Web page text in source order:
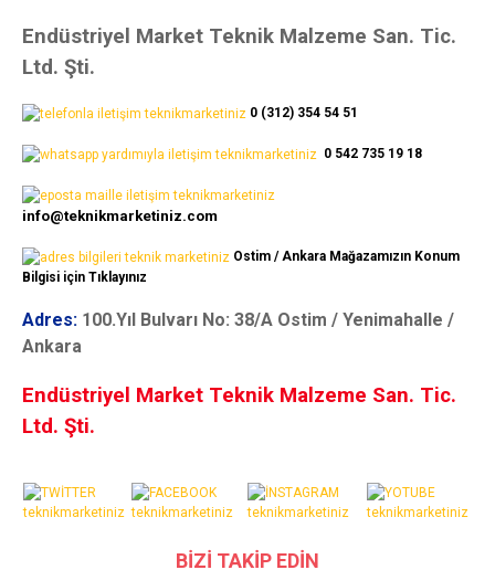
Endüstriyel Market Teknik Malzeme San. Tic.
Ltd. Şti.
0 (312) 354 54 51
0 542 735 19 18
info@teknikmarketiniz.com
Ostim / Ankara Mağazamızın Konum
Bilgisi için Tıklayınız
Adres: 100.Yıl Bulvarı No: 38/A Ostim / Yenimahalle /
Ankara
Endüstriyel Market Teknik Malzeme San. Tic.
Ltd. Şti.
BİZİ TAKİP EDİN